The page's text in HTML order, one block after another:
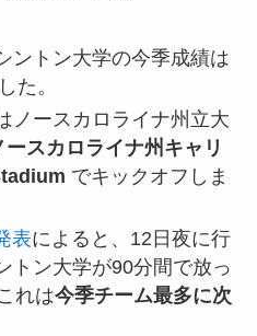
ントン大学の今季成績は
た。
ノースカロライナ州立大
ースカロライナ州キャリ
でキックオフしま
表によると、12日夜に行
トン大学が90分間で放っ
れは今季チーム最多に次